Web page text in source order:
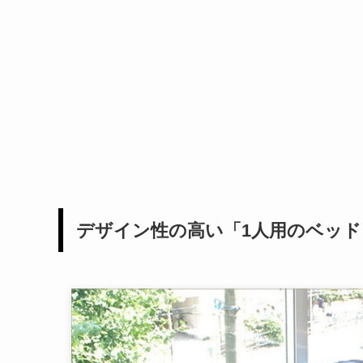
デザイン性の高い「1人用のベッ